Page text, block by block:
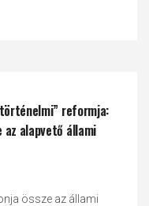
reformja:
alapvető állami
össze az állami